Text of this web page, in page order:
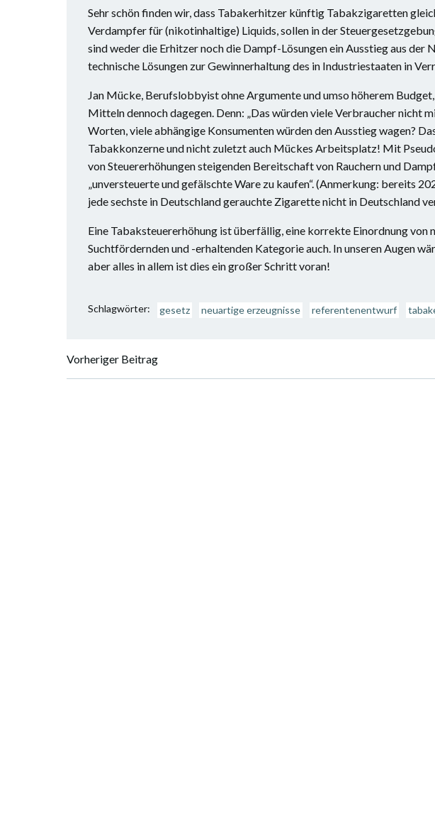
Sehr schön finden wir, dass Tabakerhitzer künftig Tabakzigaretten
Verdampfer für (nikotinhaltige) Liquids, sollen in der
sind weder die Erhitzer noch die Dampf-Lösungen ein Ausstieg aus der
technische Lösungen zur Gewinnerhaltung des in Industriestaaten in
Jan Mücke, Berufslobbyist ohne Argumente und umso höherem
Mitteln dennoch dagegen. Denn: „Das würden viele Verbraucher nicht
Worten, viele abhängige Konsumenten würden den Ausstieg wagen?
Tabakkonzerne und nicht zuletzt auch Mückes Arbeitsplatz! Mit
von Steuererhöhungen steigenden Bereitschaft von Rauchern und
„unversteuerte und gefälschte Ware zu kaufen“. (Anmerkung: bereits
jede sechste in Deutschland gerauchte Zigarette nicht in Deutschland
Eine Tabaksteuererhöhung ist überfällig, eine korrekte Einordnung von
Suchtfördernden und -erhaltenden Kategorie auch. In unseren Augen
aber alles in allem ist dies ein großer Schritt voran!
Schlagwörter: gesetz neuartige erzeugnisse referentenentwurf
Vorheriger Beitrag